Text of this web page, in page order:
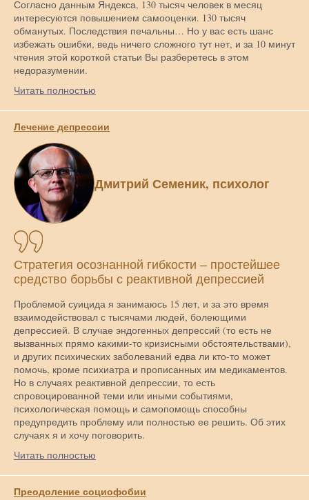
Согласно данным Яндекса, 130 тысяч человек в месяц
интересуются повышением самооценки. 130 тысяч
обманутых. Последствия печальны… Но у вас есть шанс
избежать ошибки, ведь ничего сложного тут нет, и за 10 минут
чтения этой короткой статьи Вы разберетесь в этом
недоразумении.
Читать полностью
Лечение депрессии
Дмитрий Семеник, психолог
Стратегия осознанной гибкости – простейшее
средство борьбы с реактивной депрессией
Проблемой суицида я занимаюсь 15 лет, и за это время
взаимодействовал с тысячами людей, болеющими
депрессией. В случае эндогенных депрессий (то есть не
вызванных прямо какими-то кризисными обстоятельствами),
и других психических заболеваний едва ли кто-то может
помочь, кроме психиатра и прописанных им медикаментов.
Но в случаях реактивной депрессии, то есть
спровоцированной теми или иными событиями,
психологическая помощь и самопомощь способны
предупредить проблему или полностью ее решить. Об этих
случаях я и хочу поговорить.
Читать полностью
Преодоление социофобии